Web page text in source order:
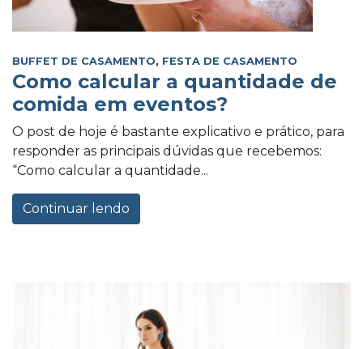
BUFFET DE CASAMENTO, FESTA DE CASAMENTO
Como calcular a quantidade de
comida em eventos?
O post de hoje é bastante explicativo e prático, para
responder as principais dúvidas que recebemos:
“Como calcular a quantidade...
Continuar lendo